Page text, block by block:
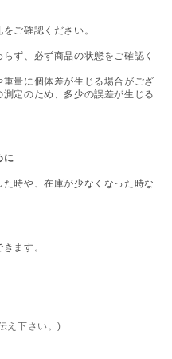
ご確認ください。
ず、必ず商品の状態をご確認く
量に個体差が生じる場合がござ
定のため、多少の誤差が生じる
に
時や、在庫が少なくなった時な
ます。
え下さい。)